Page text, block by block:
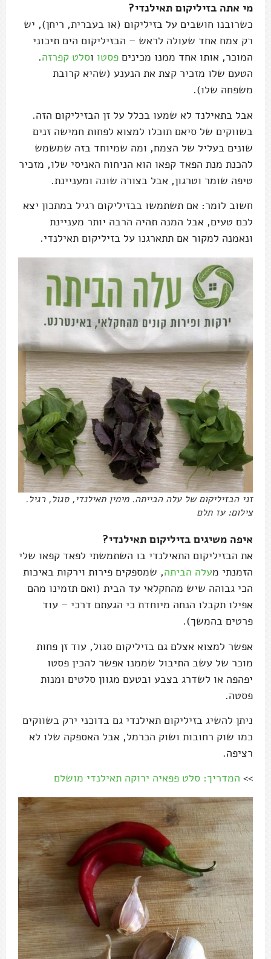
מי אתה בזיליקום תאילנדי?
כשרובנו חושבים על בזיליקום (או בעברית, ריחן), יש
רק צמח אחד שעולה לראש – הבזיליקום הים תיכוני
המוכר, אותו אחד ממנו מכינים פסטו וסלט קפרזה.
הטעם שלו מזכיר קצת את הנענע (שהיא קרובת
משפחה שלו).
אבל בתאילנד לא שמעו בכלל על זן הבזיליקום הזה.
בשווקים של סיאם תוכלו למצוא לפחות חמישה זנים
שונים בעליל של הצמח, ומה שמיוחד בזה שמשמש
להכנת מנת הפאד קפאו הוא הניחוח האניסי שלו, מזכיר
טיפה שומר וטרגון, אבל בצורה שונה ומעניינת.
חשוב לומר: אם תשתמשו בבזיליקום רגיל במתכון יצא
לכם טעים, אבל המנה תהיה הרבה יותר מעניינת
ונאמנה למקור אם תתארגנו על בזיליקום תאילנדי.
זני הבזיליקום של עלה הבייתה. מימין תאילנדי, סגול, רגיל.
צילום: עז תלם
איפה משיגים בזיליקום תאילנדי?
את הבזיליקום התאילנדי בו השתמשתי לפאד קפאו שלי
הזמנתי מעלה הביתה, שמספקים פירות וירקות באיכות
הכי גבוהה שיש מהחקלאי עד הבית (ואם תזמינו מהם
אפילו תקבלו הנחה מיוחדת כי הגעתם דרכי – עוד
פרטים בהמשך).
אפשר למצוא אצלם גם בזיליקום סגול, עוד זן פחות
מוכר של עשב התיבול שממנו אפשר להכין פסטו
יפהפה או לשדרג בצבע ובטעם מגוון סלטים ומנות
פסטה.
ניתן להשיג בזיליקום תאילנדי גם בדוכני ירק בשווקים
כמו שוק רחובות ושוק הכרמל, אבל האספקה שלו לא
רציפה.
>> המדריך: סלט פפאיה ירוקה תאילנדי מושלם